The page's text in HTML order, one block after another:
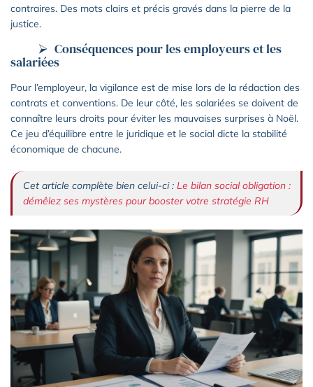
contraires. Des mots clairs et précis gravés dans la pierre de la
justice.
Conséquences pour les employeurs et les
salariées
Pour l’employeur, la vigilance est de mise lors de la rédaction des
contrats et conventions. De leur côté, les salariées se doivent de
connaître leurs droits pour éviter les mauvaises surprises à Noël.
Ce jeu d’équilibre entre le juridique et le social dicte la stabilité
économique de chacune.
Cet article complète bien celui-ci : Le bilan social obligation :
démêlez ses mystères pour booster votre stratégie RH